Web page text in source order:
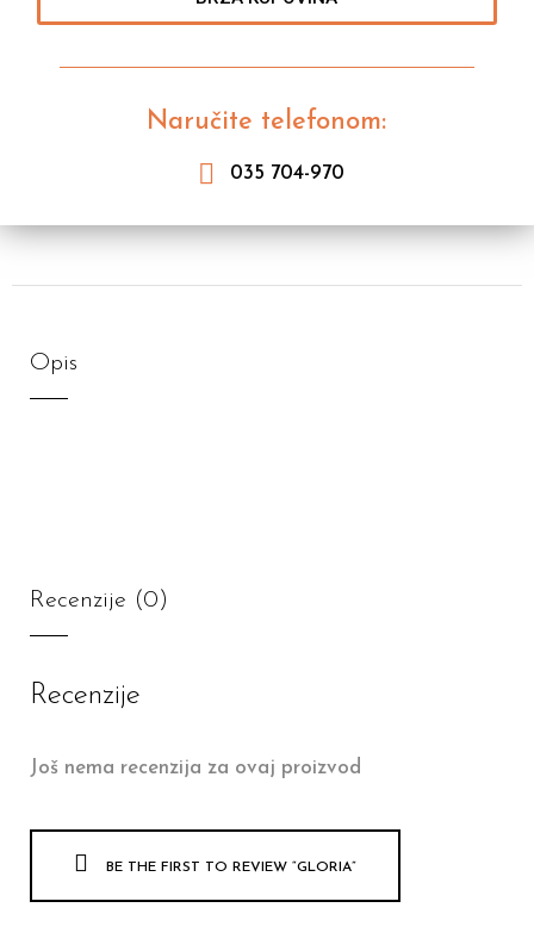
Naručite telefonom:
035 704-970
Opis
Recenzije (0)
Recenzije
Još nema recenzija za ovaj proizvod
BE THE FIRST TO REVIEW “GLORIA”